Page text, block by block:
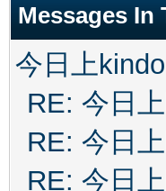
Messages In
今日上
RE: 今日
RE: 今日
RE: 今日